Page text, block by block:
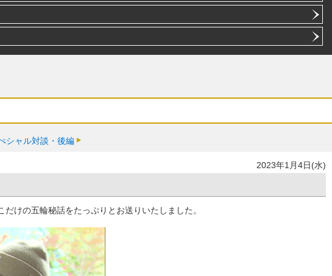
シャル対談・後編
2023年1月4日(水)
けの五輪秘話をたっぷりとお送りいたしました。